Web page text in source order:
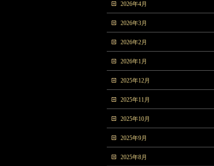
2026年4月
2026年3月
2026年2月
2026年1月
2025年12月
2025年11月
2025年10月
2025年9月
2025年8月